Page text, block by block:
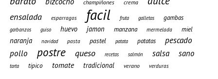
champiñones crema
ensalada esparragos facil fruta galletas gambas
garbanzos guiso huevo jamon manzana mermelada miel
naranja navidad pasta pastel patata patatas pescado
pollo postre queso recetas salmón salsa sano
tarta tipico tomate tradicional verano verduras